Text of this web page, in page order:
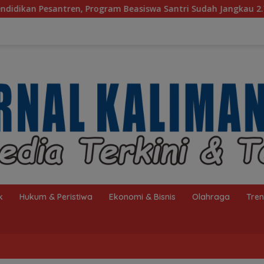
Beasiswa Santri Sudah Jangkau 2.751 Penerima
Hukum & Peristiwa Ekonomi & Bisnis Olahraga